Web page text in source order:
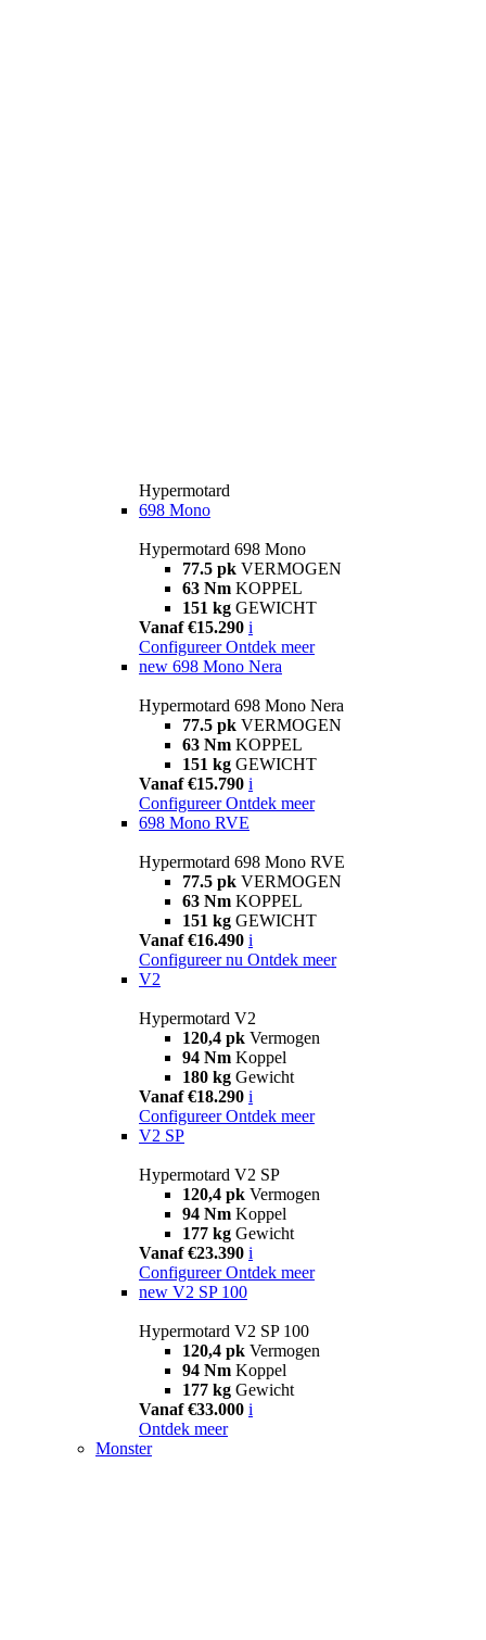
Hypermotard
698 Mono
Hypermotard 698 Mono
77.5 pk VERMOGEN
63 Nm KOPPEL
151 kg GEWICHT
Vanaf €15.290 i
Configureer Ontdek meer
new 698 Mono Nera
Hypermotard 698 Mono Nera
77.5 pk VERMOGEN
63 Nm KOPPEL
151 kg GEWICHT
Vanaf €15.790 i
Configureer Ontdek meer
698 Mono RVE
Hypermotard 698 Mono RVE
77.5 pk VERMOGEN
63 Nm KOPPEL
151 kg GEWICHT
Vanaf €16.490 i
Configureer nu Ontdek meer
V2
Hypermotard V2
120,4 pk Vermogen
94 Nm Koppel
180 kg Gewicht
Vanaf €18.290 i
Configureer Ontdek meer
V2 SP
Hypermotard V2 SP
120,4 pk Vermogen
94 Nm Koppel
177 kg Gewicht
Vanaf €23.390 i
Configureer Ontdek meer
new V2 SP 100
Hypermotard V2 SP 100
120,4 pk Vermogen
94 Nm Koppel
177 kg Gewicht
Vanaf €33.000 i
Ontdek meer
Monster